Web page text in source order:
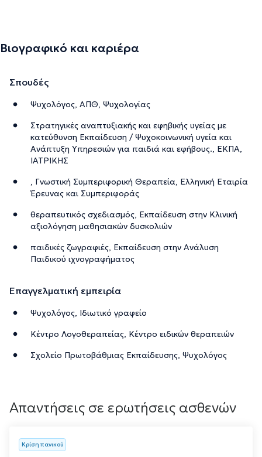
Βιογραφικό και καριέρα
Σπουδές
Ψυχολόγος, ΑΠΘ, Ψυχολογίας
Στρατηγικές αναπτυξιακής και εφηβικής υγείας με
κατεύθυνση Εκπαίδευση / Ψυχοκοινωνική υγεία και
Ανάπτυξη Υπηρεσιών για παιδιά και εφήβους., ΕΚΠΑ,
ΙΑΤΡΙΚΗΣ
, Γνωστική Συμπεριφορική Θεραπεία, Ελληνική Εταιρία
Έρευνας και Συμπεριφοράς
θεραπευτικός σχεδιασμός, Εκπαίδευση στην Κλινική
αξιολόγηση μαθησιακών δυσκολιών
παιδικές ζωγραφιές, Εκπαίδευση στην Ανάλυση
Παιδικού ιχνογραφήματος
Επαγγελματική εμπειρία
Ψυχολόγος, Ιδιωτικό γραφείο
Κέντρο Λογοθεραπείας, Κέντρο ειδικών θεραπειών
Σχολείο Πρωτοβάθμιας Εκπαίδευσης, Ψυχολόγος
Απαντήσεις σε ερωτήσεις ασθενών
Κρίση πανικού